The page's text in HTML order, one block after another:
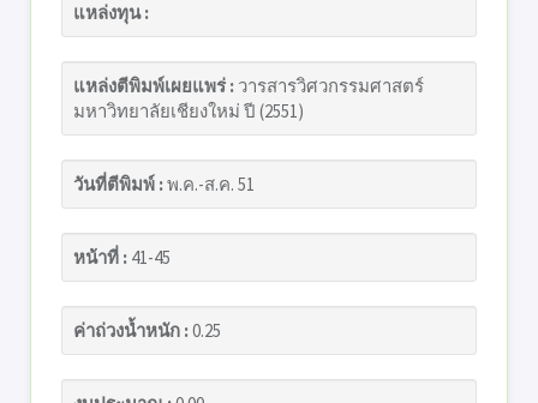
แหล่งทุน :
แหล่งตีพิมพ์เผยแพร่ : วารสารวิศวกรรมศาสตร์
มหาวิทยาลัยเชียงใหม่ ปี (2551)
วันที่ตีพิมพ์ :พ.ค.-ส.ค. 51
หน้าที่ : 41-45
ค่าถ่วงน้ำหนัก :0.25